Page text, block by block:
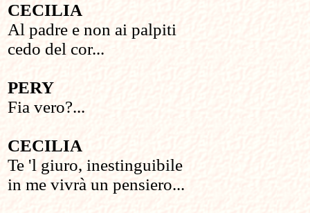
CECILIA
Al padre e non ai palpiti
cedo del cor...
PERY
Fia vero?...
CECILIA
Te 'l giuro, inestinguibile
in me vivrà un pensiero...